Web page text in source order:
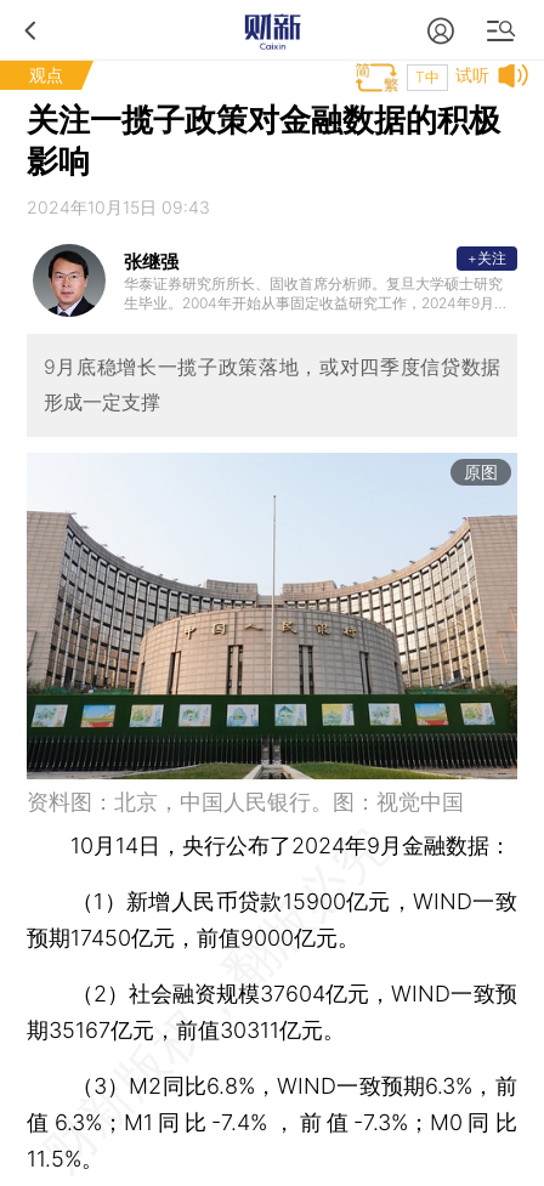
观点 试听
T中
关注一揽子政策对金融数据的积极
影响
2024年10月15日 09:43
张继强
华泰证券研究所所长、固收首席分析师。复旦大学硕士研究
生毕业。2004年开始从事固定收益研究工作，2024年9月任
研究首席分析师，总量负责人。
+关注
9月底稳增长一揽子政策落地，或对四季度信贷数据
形成一定支撑
原图
资料图：北京，中国人民银行。图：视觉中国
10月14日，央行公布了2024年9月金融数据：
（1）新增人民币贷款15900亿元，WIND一致
预期17450亿元，前值9000亿元。
（2）社会融资规模37604亿元，WIND一致预
期35167亿元，前值30311亿元。
（3）M2同比6.8%，WIND一致预期6.3%，前
值6.3%；M1同比-7.4%，前值-7.3%；M0同比
11.5%。